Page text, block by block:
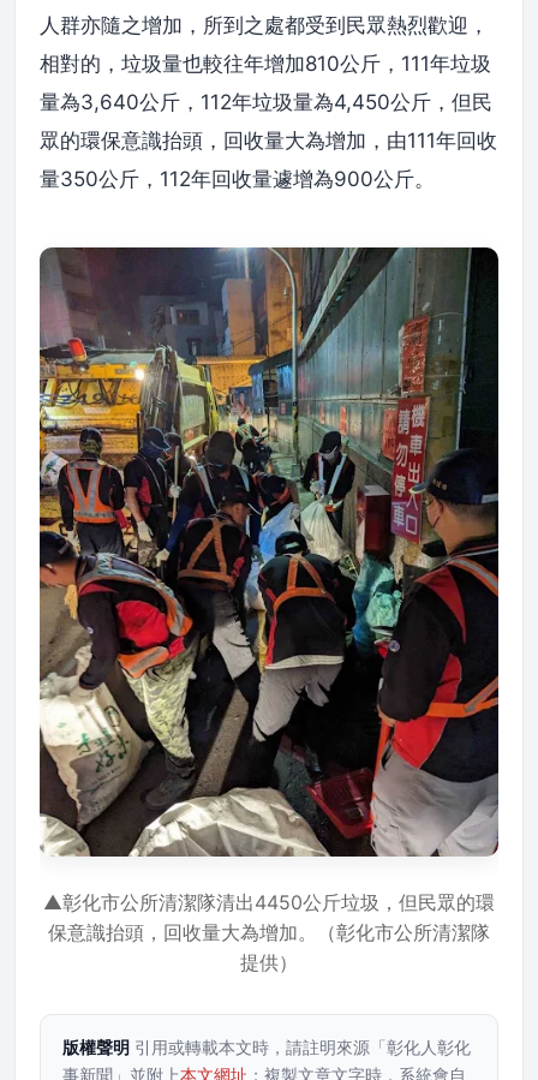
人群亦隨之增加，所到之處都受到民眾熱烈歡迎，
相對的，垃圾量也較往年增加810公斤，111年垃圾
量為3,640公斤，112年垃圾量為4,450公斤，但民
眾的環保意識抬頭，回收量大為增加，由111年回收
量350公斤，112年回收量遽增為900公斤。
▲彰化市公所清潔隊清出4450公斤垃圾，但民眾的環
保意識抬頭，回收量大為增加。（彰化市公所清潔隊
提供）
版權聲明 引用或轉載本文時，請註明來源「彰化人彰化
事新聞」並附上本文網址 ；複製文章文字時，系統會自